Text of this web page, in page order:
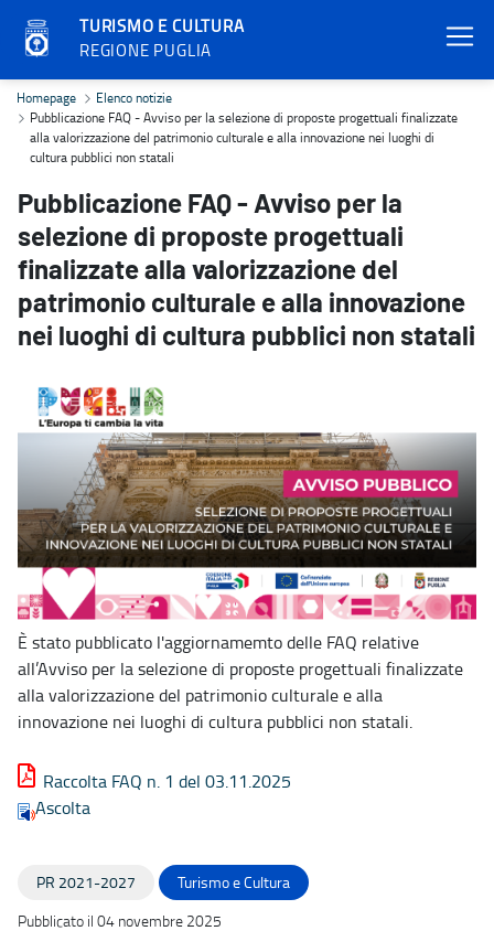
TURISMO E CULTURA
REGIONE PUGLIA
Pubblicazione FAQ - Avviso per la selezione di proposte
Homepage
Elenco notizie
Pubblicazione FAQ - Avviso per la selezione di proposte progettuali finalizzate
alla valorizzazione del patrimonio culturale e alla innovazione nei luoghi di
cultura pubblici non statali
Pubblicazione FAQ - Avviso per la
selezione di proposte progettuali
finalizzate alla valorizzazione del
patrimonio culturale e alla innovazione
nei luoghi di cultura pubblici non statali
È stato pubblicato l'aggiornamemto delle FAQ relative
all’Avviso per la selezione di proposte progettuali finalizzate
alla valorizzazione del patrimonio culturale e alla
innovazione nei luoghi di cultura pubblici non statali.
Raccolta FAQ n. 1 del 03.11.2025
Ascolta
PR 2021-2027
Turismo e Cultura
Pubblicato il 04 novembre 2025